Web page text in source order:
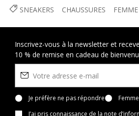
SNEAKERS CHAUSSURES FEMME
Inscrivez-vous à la newsletter et
10 % de remise en cadeau de
Je préfère ne pas répondre Femme
J’ai pris connaissance de la note